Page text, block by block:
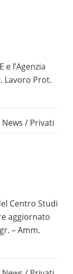
e l’Agenzia
Lavoro Prot.
News / Privati
Centro Studi
aggiornato
– Amm.